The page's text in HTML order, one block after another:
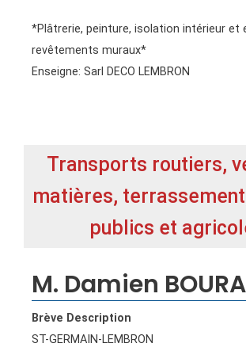
*Plâtrerie, peinture, isolation intérieur et
revêtements muraux*
Enseigne: Sarl DECO LEMBRON
Transports routiers,
matières,
publics et
M. Damien
Brève Description
ST-GERMAIN-LEMBRON